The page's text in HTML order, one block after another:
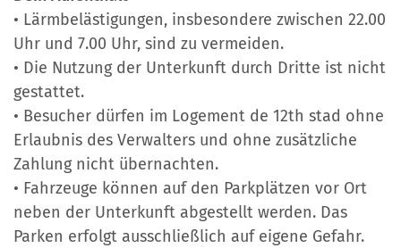
• Lärmbelästigungen, insbesondere zwischen 22.00
Uhr und 7.00 Uhr, sind zu vermeiden.
• Die Nutzung der Unterkunft durch Dritte ist nicht
gestattet.
• Besucher dürfen im Logement de 12th stad ohne
Erlaubnis des Verwalters und ohne zusätzliche
Zahlung nicht übernachten.
• Fahrzeuge können auf den Parkplätzen vor Ort
neben der Unterkunft abgestellt werden. Das
Parken erfolgt ausschließlich auf eigene Gefahr.